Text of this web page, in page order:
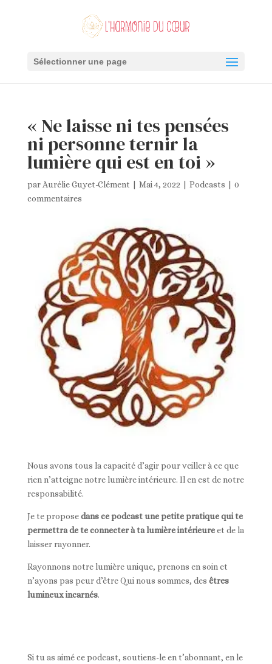
Sélectionner une page
« Ne laisse ni tes pensées
ni personne ternir la
lumière qui est en toi »
par Aurélie Guyet-Clément Mai 4, 2022 Podcasts
0
commentaires
Nous avons tous la capacité d’agir pour veiller à ce que
rien n’atteigne notre lumière intérieure. Il en est de notre
responsabilité.
Je te proposedans ce podcast une petite pratique qui te
permettra de te connecter à ta lumière intérieureet de la
laisser rayonner.
Rayonnons notre lumière unique, prenons en soin et
n’ayons pas peur d’être Qui nous sommes, des êtres
lumineux incarnés.
Si tu as aimé ce podcast, soutiens-le en t’abonnant, en le